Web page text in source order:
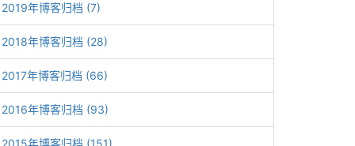
2019年博客归档 (7)
2018年博客归档 (28)
2017年博客归档 (66)
2016年博客归档 (93)
2015年博客归档 (151)